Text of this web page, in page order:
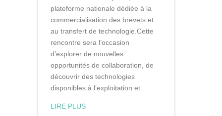
plateforme nationale dédiée à la
commercialisation des brevets et
au transfert de technologie.Cette
rencontre sera l’occasion
d’explorer de nouvelles
opportunités de collaboration, de
découvrir des technologies
disponibles à l’exploitation et...
LIRE PLUS